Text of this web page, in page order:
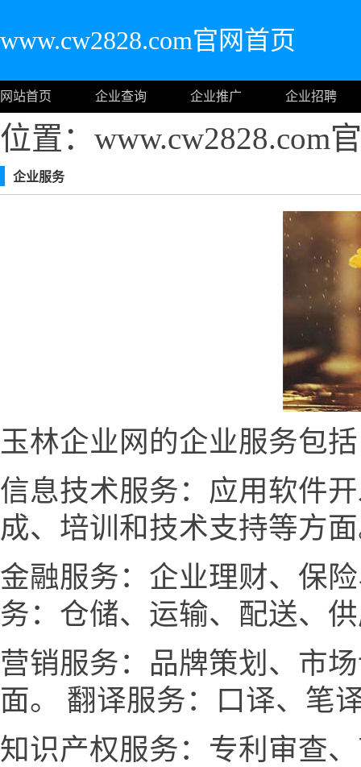
www.cw2828.com官网首页
网站首页 企业查询 企业推广 企业招聘
位置：www.cw2828.com
企业服务
玉林企业网的企业服务包
信息技术服务：应用软件
成、培训和技术支持等方
金融服务：企业理财、保
务：仓储、运输、配送、
营销服务：品牌策划、市
面。 翻译服务：口译、笔
知识产权服务：专利审查